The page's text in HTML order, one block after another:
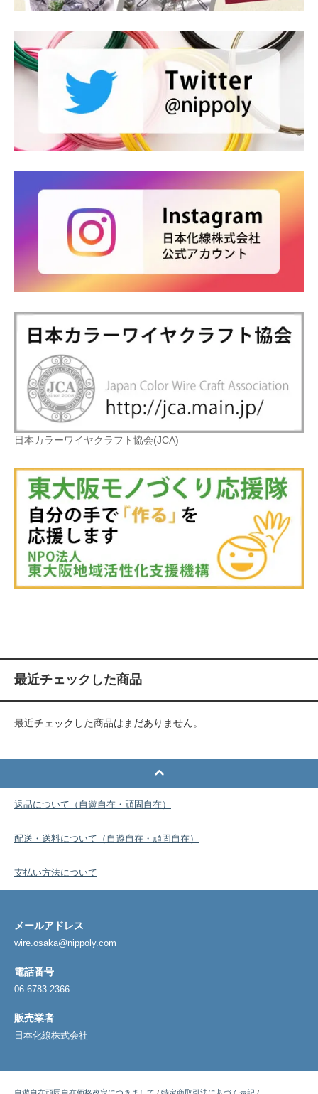
日本カラーワイヤクラフト協会(JCA)
最近チェックした商品
最近チェックした商品はまだありません。
返品について（自遊自在・頑固自在）
配送・送料について（自遊自在・頑固自在）
支払い方法について
メールアドレス
wire.osaka@nippoly.com
電話番号
06-6783-2366
販売業者
日本化線株式会社